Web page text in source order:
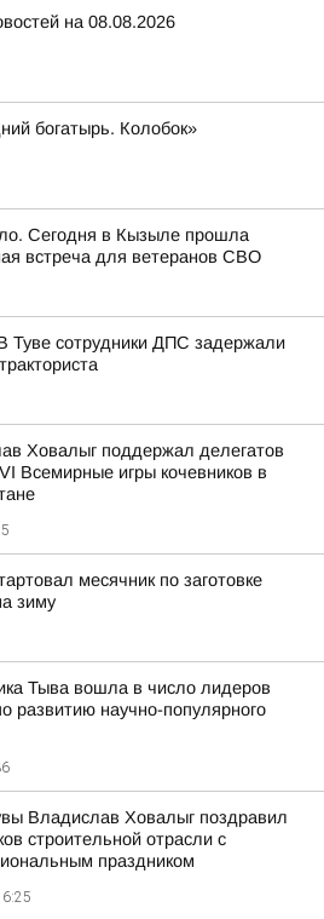
на 08.08.2026
богатырь. Колобок»
Сегодня в Кызыле прошла
встреча для ветеранов СВО
Туве сотрудники ДПС задержали
Ховалыг поддержал делегатов
Всемирные игры кочевников в
месячник по заготовке
зиму
Тыва вошла в число лидеров
развитию научно-популярного
Владислав Ховалыг поздравил
строительной отрасли с
праздником